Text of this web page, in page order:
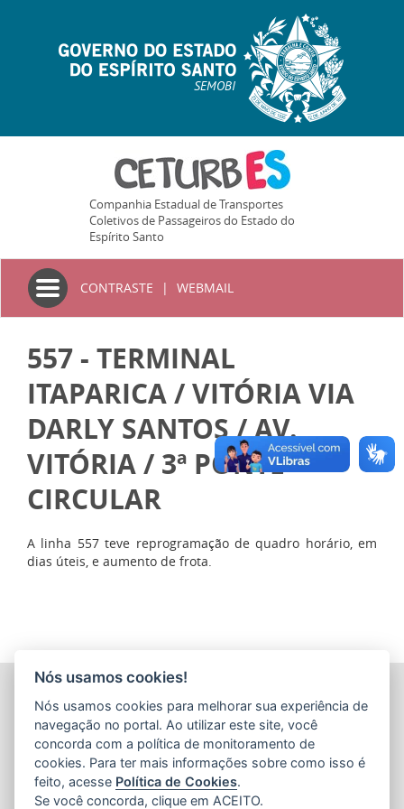
SEMOBI
Companhia Estadual de Transportes
Coletivos de Passageiros do Estado do
Espírito Santo
Toggle
navigation
CONTRASTE | WEBMAIL
557 - TERMINAL
ITAPARICA / VITÓRIA VIA
DARLY SANTOS / AV.
VITÓRIA / 3ª PONTE -
CIRCULAR
A linha 557 teve reprogramação de quadro horário, em
dias úteis, e aumento de frota.
COMPANHIA ESTADUAL DE TRANSPORTES COLETIVOS DE
PASSAGEIROS DO ESTADO DO ESPÍRITO SANTO
(CETURB/ES)
Av. Jerônimo Monteiro, 96 - Ed. Aureliano Hoffmann, 5º, 6º
e 7º Andares - Centro
CEP: 29010-002 - Vitória / ES
Tel.: 27 3232-4500
Nós usamos cookies!
Nós usamos cookies para melhorar sua experiência de
navegação no portal. Ao utilizar este site, você
concorda com a política de monitoramento de
cookies. Para ter mais informações sobre como isso é
feito, acesse Política de Cookies.
Se você concorda, clique em ACEITO.